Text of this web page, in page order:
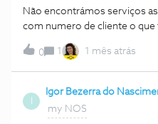
Não encontrámos serviços
com numero de cliente o que
0 1 1 mês atrás
Igor Bezerra do
my NOS